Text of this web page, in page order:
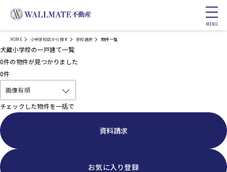
HOME 小中学校区から探す 学校選択 物件一覧
犬蔵小学校の一戸建て一覧
0件の物件が見つかりました
0件
チェックした物件を一括で
資料請求
お気に入り登録